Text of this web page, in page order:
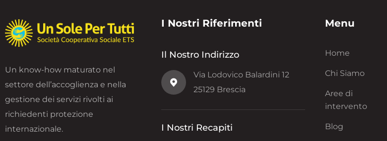
Un know-how maturato nel
settore dell’accoglienza e nella
gestione dei servizi rivolti ai
richiedenti protezione
internazionale.
I Nostri Riferimenti
Il Nostro Indirizzo
Via Lodovico Balardini 12
25129 Brescia
I Nostri Recapiti
Menu
Home
Chi Siamo
Aree di
intervento
Blog